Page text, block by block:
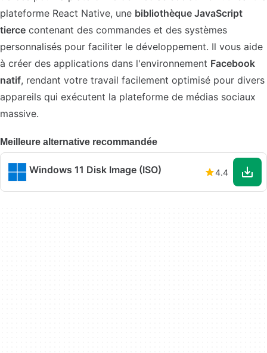
plateforme React Native, une bibliothèque JavaScript
tierce contenant des commandes et des systèmes
personnalisés pour faciliter le développement. Il vous aide
à créer des applications dans l'environnement Facebook
natif, rendant votre travail facilement optimisé pour divers
appareils qui exécutent la plateforme de médias sociaux
massive.
Meilleure alternative recommandée
Windows 11 Disk Image (ISO) 4.4